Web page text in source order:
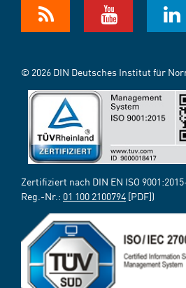
© 2026 DIN Deutsches Institut für
Zertifiziert nach DIN EN ISO
Reg.-Nr.: 01 100 2100794 [PDF])